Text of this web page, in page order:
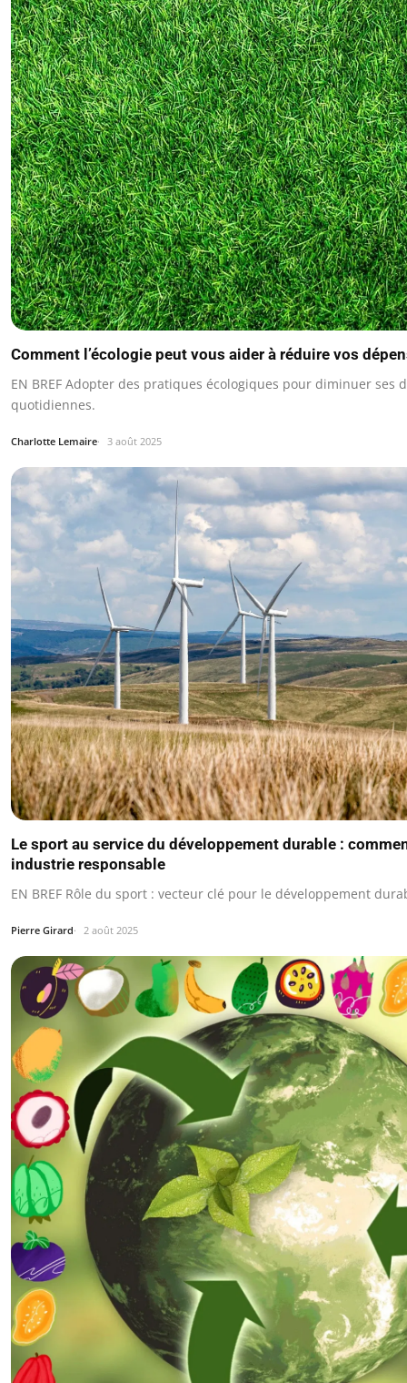
Comment l’écologie peut vous aider à réduire vos
EN BREF Adopter des pratiques écologiques pour diminuer ses
quotidiennes.
Charlotte Lemaire 3 août 2025
Le sport au service du développement durable :
industrie responsable
EN BREF Rôle du sport : vecteur clé pour le développement
Pierre Girard 2 août 2025